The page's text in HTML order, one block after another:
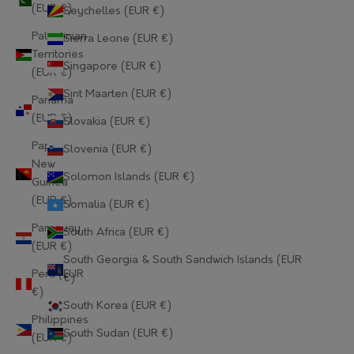
(EUR €)
Palestinian
Territories
(EUR €)
Panama
(EUR €)
Papua
New
Guinea
(EUR €)
Paraguay
(EUR €)
Peru (EUR
€)
Philippines
(EUR €)
Seychelles (EUR €)
Sierra Leone (EUR €)
Singapore (EUR €)
Sint Maarten (EUR €)
Slovakia (EUR €)
Slovenia (EUR €)
Solomon Islands (EUR €)
Somalia (EUR €)
South Africa (EUR €)
South Georgia & South Sandwich Islands (EUR
€)
South Korea (EUR €)
South Sudan (EUR €)
Gabon (EUR €)
Gambia (EUR €)
Georgia (EUR €)
Germany (EUR €)
Gibraltar (EUR €)
Greece (EUR €)
Greenland (EUR €)
Grenada (EUR €)
Guadeloupe (EUR €)
Guatemala (EUR €)